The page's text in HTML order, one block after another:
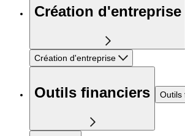
Création d'entreprise
Création d'entreprise
Outils financiers Outils